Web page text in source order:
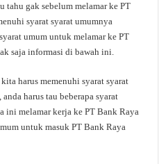
tahu gak sebelum melamar ke PT
syarat syarat umumnya
umum untuk melamar ke PT
saja informasi di bawah ini.
harus memenuhi syarat syarat
harus tau beberapa syarat
ini melamar kerja ke PT Bank Raya
untuk masuk PT Bank Raya